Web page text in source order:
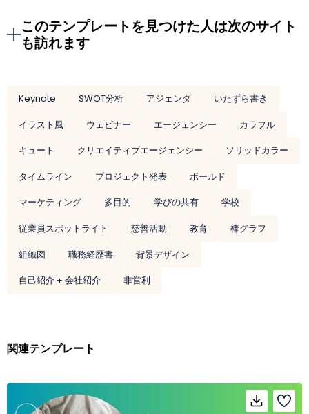
このテンプレートを見つけた人は次のサイト
も訪れます
Keynote SWOT分析 アジェンダ
いたずら書き
イラスト風
ウェビナー エージェンシー
カラフル
キュート
クリエイティブエージェンシー
ソリッドカラー
タイムライン
プロジェクト発表
ボールド
マーケティング
多目的 学びの共有
学校
従業員スポットライト
慈善活動 教育
棒グラフ
組織図
職務経歴書
背景デザイン
自己紹介 + 会社紹介
非営利
関連テンプレート